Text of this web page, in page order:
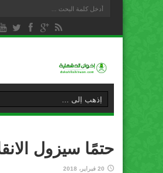
حتمًا سيزول
20 فبراير، 2018